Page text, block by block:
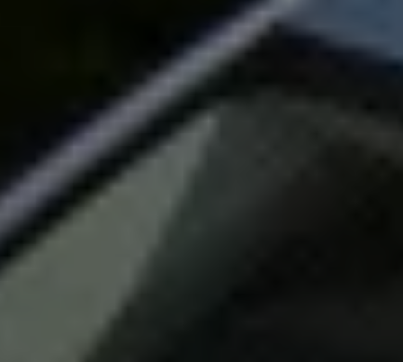
Vorgängermodelle
Kundeninformationen
Volkswagen Kundenbetreuung
Warn- und Kontrollleuchten
Assistenzsysteme
Digitale Betriebsanleitung
Live Beratung
Magazin
Lifestyle
Transport
Familie